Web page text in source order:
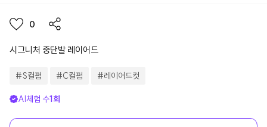
0
시그니처 중단발 레이어드
#S컬펌 #C컬펌 #레이어드컷
AI체험 수1 회